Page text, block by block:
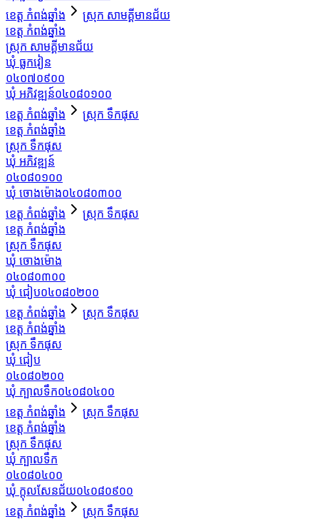
ខេត្ត កំពង់ឆ្នាំង
ស្រុក សាមគ្គីមានជ័យ
ខេត្ត កំពង់ឆ្នាំង
ស្រុក សាមគ្គីមានជ័យ
ឃុំ ធ្លកវៀន
០៤០៧០៩០០
ឃុំ អភិវឌ្ឍន៍០៤០៨០១០០
ខេត្ត កំពង់ឆ្នាំង
ស្រុក ទឹកផុស
ខេត្ត កំពង់ឆ្នាំង
ស្រុក ទឹកផុស
ឃុំ អភិវឌ្ឍន៍
០៤០៨០១០០
ឃុំ ចោងម៉ោង០៤០៨០៣០០
ខេត្ត កំពង់ឆ្នាំង
ស្រុក ទឹកផុស
ខេត្ត កំពង់ឆ្នាំង
ស្រុក ទឹកផុស
ឃុំ ចោងម៉ោង
០៤០៨០៣០០
ឃុំ ជៀប០៤០៨០២០០
ខេត្ត កំពង់ឆ្នាំង
ស្រុក ទឹកផុស
ខេត្ត កំពង់ឆ្នាំង
ស្រុក ទឹកផុស
ឃុំ ជៀប
០៤០៨០២០០
ឃុំ ក្បាលទឹក០៤០៨០៤០០
ខេត្ត កំពង់ឆ្នាំង
ស្រុក ទឹកផុស
ខេត្ត កំពង់ឆ្នាំង
ស្រុក ទឹកផុស
ឃុំ ក្បាលទឹក
០៤០៨០៤០០
ឃុំ ក្តុលសែនជ័យ០៤០៨០៩០០
ខេត្ត កំពង់ឆ្នាំង
ស្រុក ទឹកផុស